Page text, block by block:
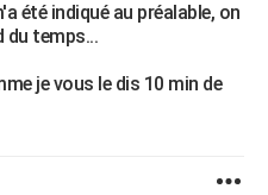
été indiqué au préalable, on
du temps...
je vous le dis 10 min de